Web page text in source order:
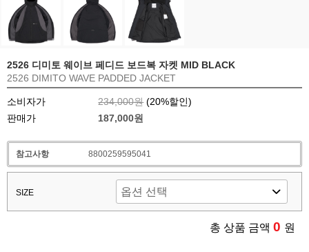
2526 디미토 웨이브 페디드 보드복 자켓 MID BLACK
2526 DIMITO WAVE PADDED JACKET
소비자가 234,000원 (20%할인)
판매가
187,000원
참고사항 8800259595041
SIZE
총 상품 금액 0 원